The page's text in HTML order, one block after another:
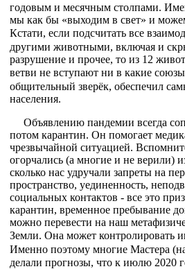
годовым и месячным столпами.
мы как бы «выходим в свет» и
Кстати, если подсчитать все
другими животными, включая и
разрушение и прочее, то из 12
ветви не вступают ни в какие
общительный зверёк, обеспечил
населения.
Объявлению пандемии всегда
потом карантин. Он помогает
чрезвычайной ситуацией.
огорчались (а многие и не верили)
сколько нас удручали запреты на
пространство, уединенность,
социальных контактов - все это
карантин, временное пребывание
можно перевести на наш
Земли. Она может контролировать
Именно поэтому многие Мастера
делали прогнозы, что к июлю 2020